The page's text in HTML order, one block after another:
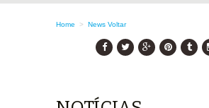
Home > News Voltar